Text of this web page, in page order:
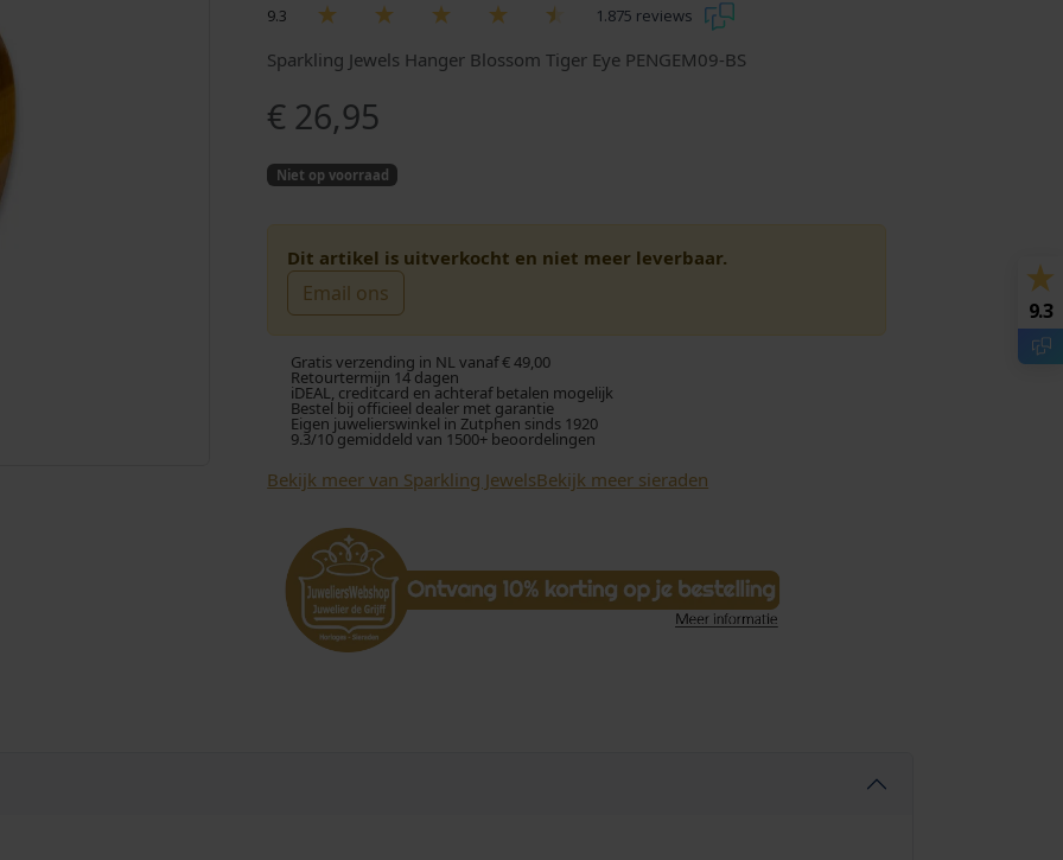
9.3 1.875 reviews
Sparkling Jewels Hanger Blossom Tiger Eye PENGEM09-BS
€ 26,95
Niet op voorraad
Dit artikel is uitverkocht en niet meer leverbaar.
Email ons
Gratis verzending in NL vanaf € 49,00
Retourtermijn 14 dagen
iDEAL, creditcard en achteraf betalen mogelijk
Bestel bij officieel dealer met garantie
Eigen juwelierswinkel in Zutphen sinds 1920
9.3/10 gemiddeld van 1500+ beoordelingen
Bekijk meer van Sparkling JewelsBekijk meer sieraden
9.3